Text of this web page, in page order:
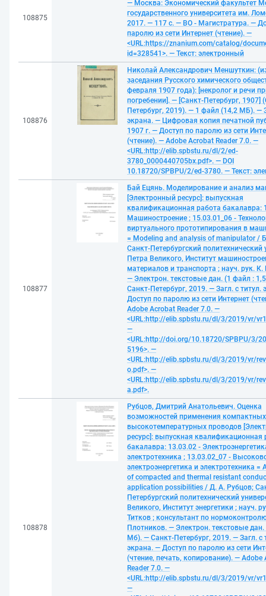
108875
— Москва: Экономический факультет
государственного университета им.
2017. — 117 с. — ВО - Магистратура. —
паролю из сети Интернет (чтение). —
<URL:https://znanium.com/catalog/
id=328541>. — Текст: электронный
108876
Николай Александрович Меншуткин:
заседания Русского химического
февраля 1907 года): [некролог и речи
погребении]. — [Санкт-Петербург, 1907]
Петербург, 2019). — 1 файл (14,2 МБ). —
экрана. — Цифровая копия печатной
1907 г. — Доступ по паролю из сети
(чтение). — Adobe Acrobat Reader 7.0. —
<URL:http://elib.spbstu.ru/dl/2/ed-
3780_0000440705bx.pdf>. — DOI
10.18720/SPBPU/2/ed-3780. — Текст:
108877
Бай Ецянь. Моделирование и анализ
[Электронный ресурс]: выпускная
квалификационная работа бакалавра:
Машиностроение ; 15.03.01_06 -
виртуального прототипирования в
= Modeling and analysis of manipulator /
Санкт-Петербургский политехнический
Петра Великого, Институт
материалов и транспорта ; науч. рук. К.
— Электрон. текстовые дан. (1 файл :
Санкт-Петербург, 2019. — Загл. с титул.
Доступ по паролю из сети Интернет
Adobe Acrobat Reader 7.0. —
<URL:http://elib.spbstu.ru/dl/3/2019/vr/
—
<URL:http://doi.org/10.18720/SPBPU/3/
5196>. —
<URL:http://elib.spbstu.ru/dl/3/2019/vr/
o.pdf>. —
<URL:http://elib.spbstu.ru/dl/3/2019/vr/
a.pdf>.
108878
Рубцов, Дмитрий Анатольевич. Оценка
возможностей применения
высокотемпературных проводов
ресурс]: выпускная квалификационная
бакалавра: 13.03.02 -
электротехника ; 13.03.02_07 -
электроэнергетика и электротехника =
of compacted and thermal resistant
application possibilities / Д. А. Рубцов;
Петербургский политехнический
Великого, Институт энергетики ; науч.
Титков ; консультант по
Плотников. — Электрон. текстовые
Мб). — Санкт-Петербург, 2019. — Загл. с
экрана. — Доступ по паролю из сети
(чтение, печать, копирование). — Adobe
Reader 7.0. —
<URL:http://elib.spbstu.ru/dl/3/2019/vr/
—